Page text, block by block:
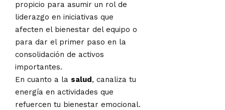
propicio para asumir un rol de
liderazgo en iniciativas que
afecten el bienestar del equipo o
para dar el primer paso en la
consolidación de activos
importantes.
En cuanto a la salud, canaliza tu
energía en actividades que
refuercen tu bienestar emocional.